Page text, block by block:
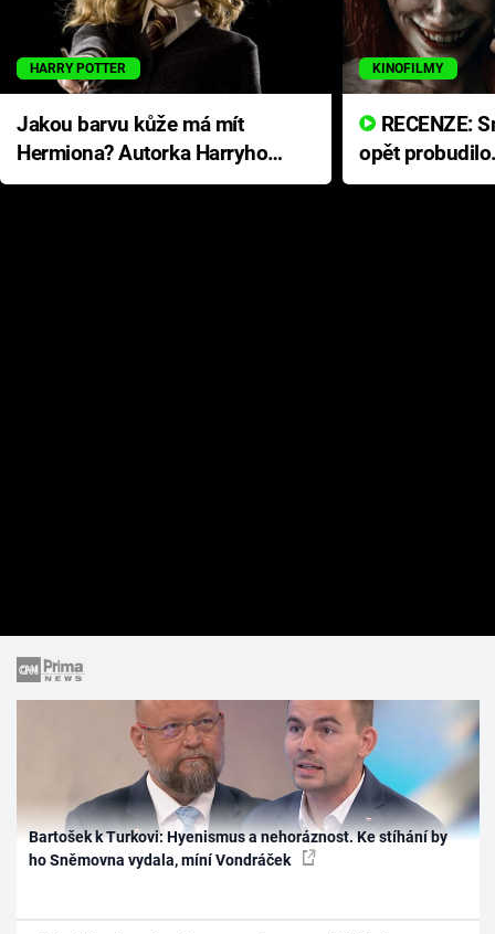
HARRY POTTER
Jakou barvu kůže má mít
Hermiona? Autorka Harryho
Pottera přišla s ráznou
KINOFILMY
opět
přichází s
Bartošek k Turkovi: Hyenismus a nehoráznost. Ke stíhání by
ho Sněmovna vydala, míní Vondráček